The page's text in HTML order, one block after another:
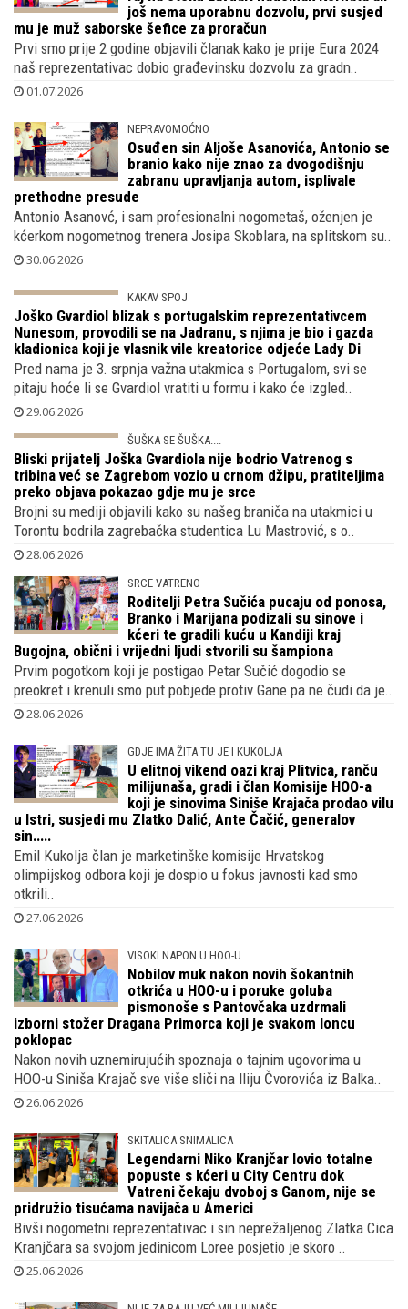
još nema uporabnu dozvolu, prvi susjed
mu je muž saborske šefice za proračun
Prvi smo prije 2 godine objavili članak kako je prije Eura 2024
naš reprezentativac dobio građevinsku dozvolu za gradn..
01.07.2026
NEPRAVOMOĆNO
Osuđen sin Aljoše Asanovića, Antonio se
branio kako nije znao za dvogodišnju
zabranu upravljanja autom, isplivale
prethodne presude
Antonio Asanovć, i sam profesionalni nogometaš, oženjen je
kćerkom nogometnog trenera Josipa Skoblara, na splitskom su..
30.06.2026
KAKAV SPOJ
Joško Gvardiol blizak s portugalskim
reprezentativcem Nunesom, provodili se
na Jadranu, s njima je bio i gazda
kladionica koji je vlasnik vile kreatorice odjeće Lady Di
Pred nama je 3. srpnja važna utakmica s Portugalom, svi se
pitaju hoće li se Gvardiol vratiti u formu i kako će izgled..
ŠUŠKA SE ŠUŠKA....
Bliski prijatelj Joška Gvardiola nije bodrio
Vatrenog s tribina već se Zagrebom
vozio u crnom džipu, pratiteljima preko
objava pokazao gdje mu je srce
Brojni su mediji objavili kako su našeg braniča na utakmici u
Torontu bodrila zagrebačka studentica Lu Mastrović, s o..
28.06.2026
SRCE VATRENO
Roditelji Petra Sučića pucaju od ponosa,
Branko i Marijana podizali su sinove i
kćeri te gradili kuću u Kandiji kraj
Bugojna, obični i vrijedni ljudi stvorili su šampiona
Prvim pogotkom koji je postigao Petar Sučić dogodio se
preokret i krenuli smo put pobjede protiv Gane pa ne čudi da je..
28.06.2026
GDJE IMA ŽITA TU JE I KUKOLJA
U elitnoj vikend oazi kraj Plitvica, ranču
koji je sinovima Siniše Krajača prodao vilu
u Istri, susjedi mu Zlatko Dalić, Ante Čačić, generalov
sin.....
olimpijskog odbora koji je dospio u fokus javnosti kad smo
otkrili..
27.06.2026
VISOKI NAPON U HOO-U
Nobilov muk nakon novih šokantnih
pismonoše s Pantovčaka uzdrmali
izborni stožer Dragana Primorca koji je svakom loncu
Nakon novih uznemirujućih spoznaja o tajnim ugovorima u
HOO-u Siniša Krajač sve više sliči na Iliju Čvorovića iz Balka..
26.06.2026
SKITALICA SNIMALICA
Legendarni Niko Kranjčar lovio totalne
popuste s kćeri u City Centru dok
Vatreni čekaju dvoboj s Ganom, nije se
pridružio tisućama navijača u Americi
Bivši nogometni reprezentativac i sin neprežaljenog Zlatka Cica
Kranjčara sa svojom jedinicom Loree posjetio je skoro ..